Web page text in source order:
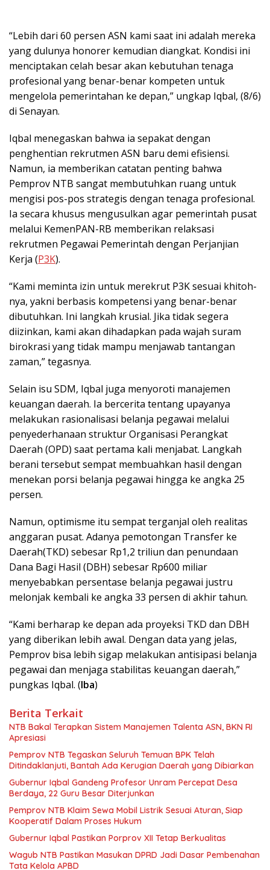
“Lebih dari 60 persen ASN kami saat ini adalah mereka
yang dulunya honorer kemudian diangkat. Kondisi ini
menciptakan celah besar akan kebutuhan tenaga
profesional yang benar-benar kompeten untuk
mengelola pemerintahan ke depan,” ungkap Iqbal, (8/6)
di Senayan.
Iqbal menegaskan bahwa ia sepakat dengan
penghentian rekrutmen ASN baru demi efisiensi.
Namun, ia memberikan catatan penting bahwa
Pemprov NTB sangat membutuhkan ruang untuk
mengisi pos-pos strategis dengan tenaga profesional.
Ia secara khusus mengusulkan agar pemerintah pusat
melalui KemenPAN-RB memberikan relaksasi
rekrutmen Pegawai Pemerintah dengan Perjanjian
Kerja (P3K).
“Kami meminta izin untuk merekrut P3K sesuai khitoh-
nya, yakni berbasis kompetensi yang benar-benar
dibutuhkan. Ini langkah krusial. Jika tidak segera
diizinkan, kami akan dihadapkan pada wajah suram
birokrasi yang tidak mampu menjawab tantangan
zaman,” tegasnya.
Selain isu SDM, Iqbal juga menyoroti manajemen
keuangan daerah. Ia bercerita tentang upayanya
melakukan rasionalisasi belanja pegawai melalui
penyederhanaan struktur Organisasi Perangkat
Daerah (OPD) saat pertama kali menjabat. Langkah
berani tersebut sempat membuahkan hasil dengan
menekan porsi belanja pegawai hingga ke angka 25
persen.
Namun, optimisme itu sempat terganjal oleh realitas
anggaran pusat. Adanya pemotongan Transfer ke
Daerah(TKD) sebesar Rp1,2 triliun dan penundaan
Dana Bagi Hasil (DBH) sebesar Rp600 miliar
menyebabkan persentase belanja pegawai justru
melonjak kembali ke angka 33 persen di akhir tahun.
“Kami berharap ke depan ada proyeksi TKD dan DBH
yang diberikan lebih awal. Dengan data yang jelas,
Pemprov bisa lebih sigap melakukan antisipasi belanja
pegawai dan menjaga stabilitas keuangan daerah,”
pungkas Iqbal. (Iba)
Berita Terkait
NTB Bakal Terapkan Sistem Manajemen Talenta ASN, BKN RI
Apresiasi
Pemprov NTB Tegaskan Seluruh Temuan BPK Telah
Ditindaklanjuti, Bantah Ada Kerugian Daerah yang Dibiarkan
Gubernur Iqbal Gandeng Profesor Unram Percepat Desa
Berdaya, 22 Guru Besar Diterjunkan
Pemprov NTB Klaim Sewa Mobil Listrik Sesuai Aturan, Siap
Kooperatif Dalam Proses Hukum
Gubernur Iqbal Pastikan Porprov XII Tetap Berkualitas
Wagub NTB Pastikan Masukan DPRD Jadi Dasar Pembenahan
Tata Kelola APBD